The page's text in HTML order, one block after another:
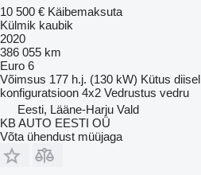
10 500 € Käibemaksuta
Külmik kaubik
2020
386 055 km
Euro 6
Võimsus 177 h.j. (130 kW) Kütus diisel
konfiguratsioon 4x2 Vedrustus vedru
Eesti, Lääne-Harju Vald
KB AUTO EESTI OÜ
Võta ühendust müüjaga